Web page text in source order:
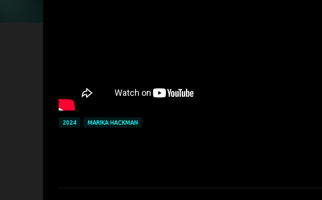
2024 MARIKA HACKMAN